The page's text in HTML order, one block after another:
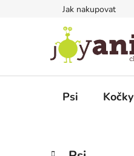
Jak nakupovat
Psi Kočky
PPřeskočit
K